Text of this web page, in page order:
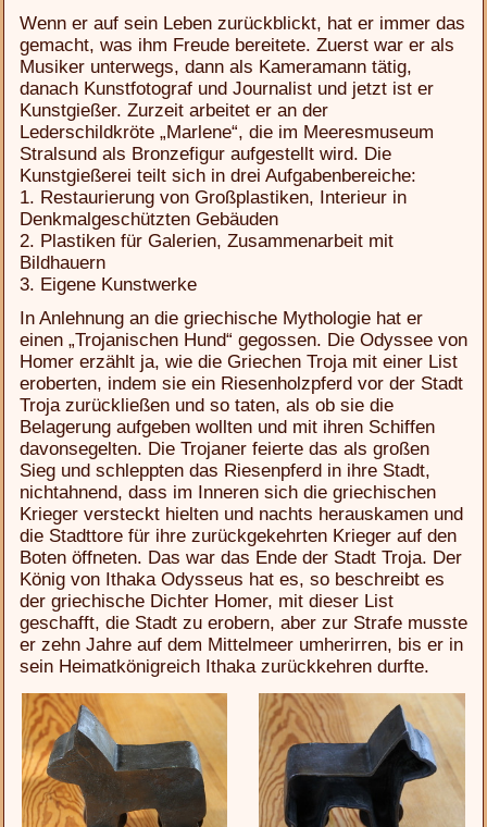
Wenn er auf sein Leben zurückblickt, hat er immer das
gemacht, was ihm Freude bereitete. Zuerst war er als
Musiker unterwegs, dann als Kameramann tätig,
danach Kunstfotograf und Journalist und jetzt ist er
Kunstgießer. Zurzeit arbeitet er an der
Lederschildkröte „Marlene“, die im Meeresmuseum
Stralsund als Bronzefigur aufgestellt wird. Die
Kunstgießerei teilt sich in drei Aufgabenbereiche:
1. Restaurierung von Großplastiken, Interieur in
Denkmalgeschützten Gebäuden
2. Plastiken für Galerien, Zusammenarbeit mit
Bildhauern
3. Eigene Kunstwerke
In Anlehnung an die griechische Mythologie hat er
einen „Trojanischen Hund“ gegossen. Die Odyssee von
Homer erzählt ja, wie die Griechen Troja mit einer List
eroberten, indem sie ein Riesenholzpferd vor der Stadt
Troja zurückließen und so taten, als ob sie die
Belagerung aufgeben wollten und mit ihren Schiffen
davonsegelten. Die Trojaner feierte das als großen
Sieg und schleppten das Riesenpferd in ihre Stadt,
nichtahnend, dass im Inneren sich die griechischen
Krieger versteckt hielten und nachts herauskamen und
die Stadttore für ihre zurückgekehrten Krieger auf den
Boten öffneten. Das war das Ende der Stadt Troja. Der
König von Ithaka Odysseus hat es, so beschreibt es
der griechische Dichter Homer, mit dieser List
geschafft, die Stadt zu erobern, aber zur Strafe musste
er zehn Jahre auf dem Mittelmeer umherirren, bis er in
sein Heimatkönigreich Ithaka zurückkehren durfte.